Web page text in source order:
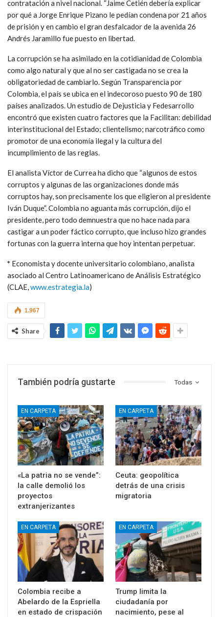
contratación a nivel nacional. “Jaime Cetién debería explicar
por qué a Jorge Enrique Pizano le pedían condena por 21 años
de prisión y en cambio el gran desfalcador de la avenida 26
Andrés Jaramillo fue puesto en libertad.
La corrupción se ha asimilado en la cotidianidad de Colombia
como algo natural y que al no ser castigada no se crea la
obligatoriedad de cambiarlo. Según Transparencia por
Colombia, el país se ubica en el indecoroso puesto 90 de 180
países analizados. Un estudio de Dejusticia y Fedesarrollo
encontró que existen cuatro factores que la Facilitan: debilidad
interinstitucional del Estado; clientelismo; narcotráfico como
promotor de una economía ilegal y la cultura del
incumplimiento de las reglas.
El analista Víctor de Currea ha dicho que “algunos de estos
corruptos y algunas de las organizaciones donde más
corruptos hay, son precisamente los que eligieron al presidente
Iván Duque”. Colombia no aguanta más corrupción, dijo el
presidente, pero todo demnuestra que no hace nada para
castigar a un poder fáctico corrupto, que incluso hizo grandes
fortunas con la guerra interna que hoy intentan perpetuar.
* Economista y docente universitario colombiano, analista
asociado al Centro Latinoamericano de Análisis Estratégico
(CLAE,www.estrategia.la)
1.967
Share
Todas
También podría gustarte
EN CARPETA
«La patria no se vende”:
la calle demolió los
proyectos
extranjerizantes
EN CARPETA
Ceuta: geopolítica
detrás de una crisis
migratoria
EN CARPETA
Colombia recibe a
Abelardo de la Espriella
en estado de crispación
EN CARPETA
Trump limita la
ciudadanía por
nacimiento, pese al